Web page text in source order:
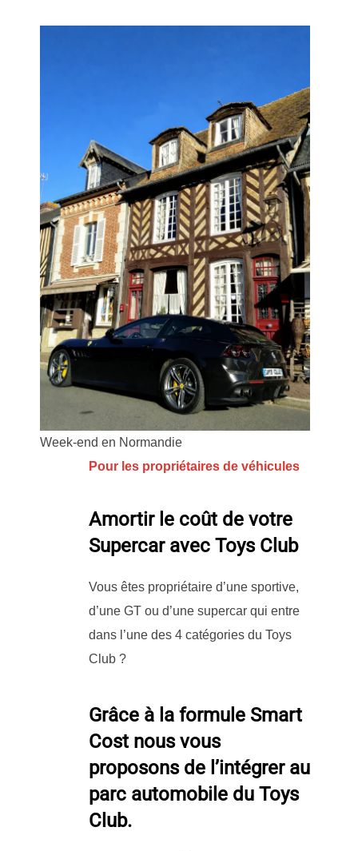
Week-end en Normandie
Pour les propriétaires de véhicules
Amortir le coût de votre
Supercar avec Toys Club
Vous êtes propriétaire d’une sportive,
d’une GT ou d’une supercar qui entre
dans l’une des 4 catégories du Toys
Club ?
Grâce à la formule Smart
Cost nous vous
proposons de l’intégrer au
parc automobile du Toys
Club.